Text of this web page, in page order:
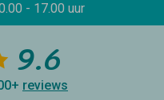
- 17.00 uur
9.6
reviews